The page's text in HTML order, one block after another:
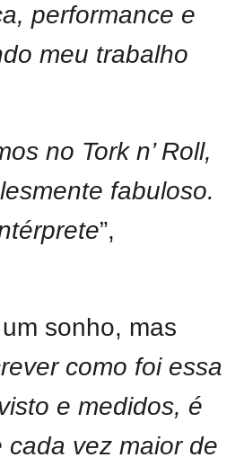
performance e
meu trabalho
no Tork n’ Roll,
fabuloso.
”,
sonho, mas
como foi essa
e medidos, é
vez maior de